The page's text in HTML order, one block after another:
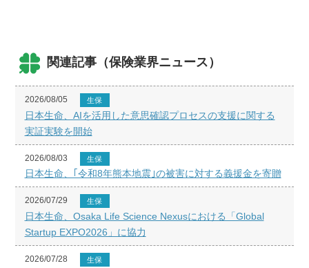
関連記事（保険業界ニュース）
2026/08/05 生保
日本生命、AIを活用した意思確認プロセスの支援に関する
実証実験を開始
2026/08/03 生保
日本生命、｢令和8年熊本地震｣の被害に対する義援金を寄贈
2026/07/29 生保
日本生命、Osaka Life Science Nexusにおける「Global
Startup EXPO2026」に協力
2026/07/28 生保